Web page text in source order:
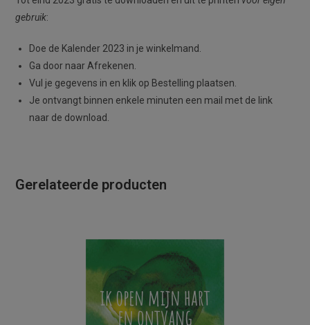
gebruik:
Doe de Kalender 2023 in je winkelmand.
Ga door naar Afrekenen.
Vul je gegevens in en klik op Bestelling plaatsen.
Je ontvangt binnen enkele minuten een mail met de link
naar de download.
Gerelateerde producten